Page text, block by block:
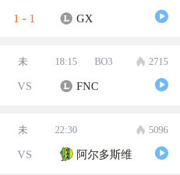
1 - 1 GX
未 18:15 BO3 2715
VS FNC
未 22:30 5096
VS 阿尔多斯维